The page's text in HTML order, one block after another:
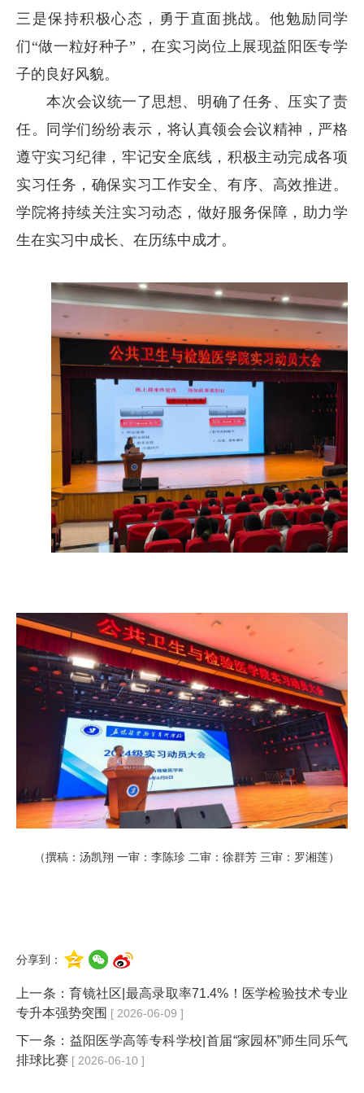
三是保持积极心态，勇于直面挑战。他勉励同学
们“做一粒好种子”，在实习岗位上展现益阳医专学
子的良好风貌。
本次会议统一了思想、明确了任务、压实了责
任。同学们纷纷表示，将认真领会会议精神，严格
遵守实习纪律，牢记安全底线，积极主动完成各项
实习任务，确保实习工作安全、有序、高效推进。
学院将持续关注实习动态，做好服务保障，助力学
生在实习中成长、在历练中成才。
（撰稿：汤凯翔 一审：李陈珍 二审：徐群芳 三审：罗湘莲）
分享到：
上一条：育镜社区|最高录取率71.4%！医学检验技术专业
专升本强势突围 [ 2026-06-09 ]
下一条： 益阳医学高等专科学校|首届“家园杯”师生同乐气
排球比赛 [ 2026-06-10 ]